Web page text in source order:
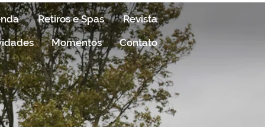
Retiros e Spas
Revista
Momentos Contato